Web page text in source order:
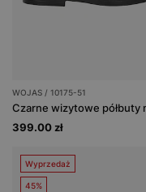
WOJAS / 10175-51
399.00 zł
Wyprzedaż
45%